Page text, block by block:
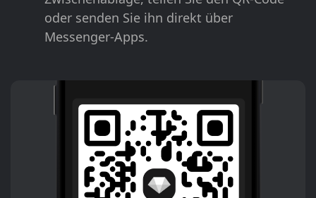
oder senden Sie ihn direkt über
Messenger-Apps.